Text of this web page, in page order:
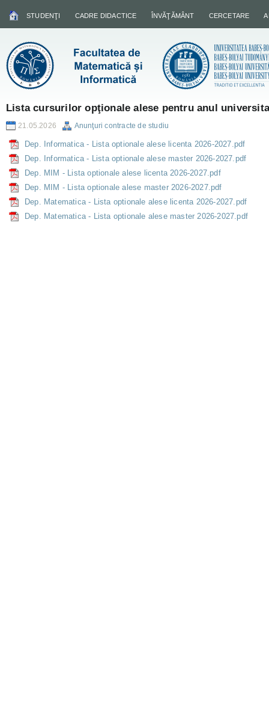
STUDENŢI CADRE DIDACTICE ÎNVĂŢĂMÂNT CERCETARE
Lista cursurilor opţionale alese pentru anul
21.05.2026 Anunţuri contracte de studiu
Dep. Informatica - Lista optionale alese licenta 2026-2027.pdf
Dep. Informatica - Lista optionale alese master 2026-2027.pdf
Dep. MIM - Lista optionale alese licenta 2026-2027.pdf
Dep. MIM - Lista optionale alese master 2026-2027.pdf
Dep. Matematica - Lista optionale alese licenta 2026-2027.pdf
Dep. Matematica - Lista optionale alese master 2026-2027.pdf